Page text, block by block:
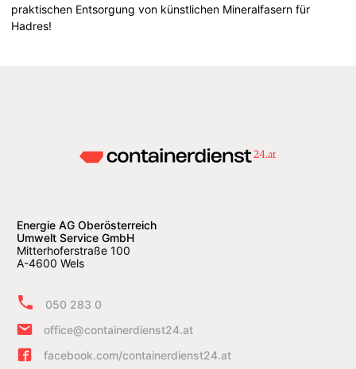
praktischen Entsorgung von künstlichen Mineralfasern für
Hadres!
Energie AG Oberösterreich
Umwelt Service GmbH
Mitterhoferstraße 100
A-4600 Wels
050 283 0
office@containerdienst24.at
facebook.com/containerdienst24.at